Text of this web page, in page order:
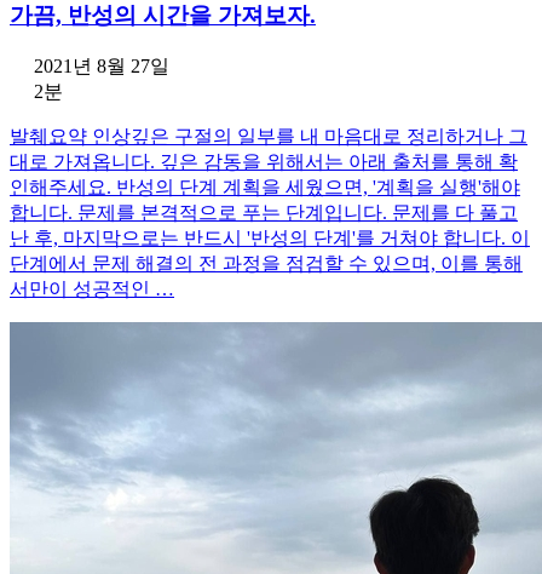
가끔, 반성의 시간을 가져보자.
2021년 8월 27일
2분
발췌요약 인상깊은 구절의 일부를 내 마음대로 정리하거나 그
대로 가져옵니다. 깊은 감동을 위해서는 아래 출처를 통해 확
인해주세요. 반성의 단계 계획을 세웠으면, '계획을 실행'해야
합니다. 문제를 본격적으로 푸는 단계입니다. 문제를 다 풀고
난 후, 마지막으로는 반드시 '반성의 단계'를 거쳐야 합니다. 이
단계에서 문제 해결의 전 과정을 점검할 수 있으며, 이를 통해
서만이 성공적인 …